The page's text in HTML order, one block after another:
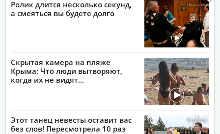
Ролик длится несколько секунд,
а смеяться вы будете долго
Скрытая камера на пляже
Крыма: Что люди вытворяют,
когда их не видят...
Этот танец невесты оставит вас
без слов! Пересмотрела 10 раз